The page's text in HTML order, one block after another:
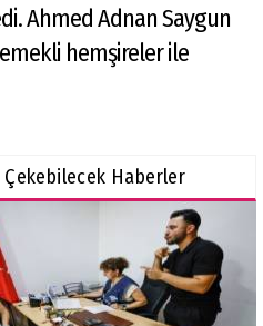
Ahmed Adnan Saygun
emekli hemşireler ile
Çekebilecek Haberler